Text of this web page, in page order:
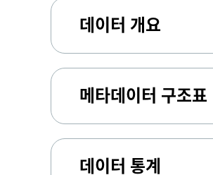
데이터 개요
메타데이터 구조표
데이터 통계